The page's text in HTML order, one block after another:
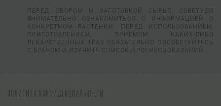
ПЕРЕД СБОРОМ И ЗАГОТОВКОЙ СЫРЬЯ, СОВЕТУЕМ
ВНИМАТЕЛЬНО ОЗНАКОМИТЬСЯ С ИНФОРМАЦИЕЙ О
КОНКРЕТНОМ РАСТЕНИИ. ПЕРЕД ИСПОЛЬЗОВАНИЕМ,
ПРИГОТОВЛЕНИЕМ, ПРИЕМОМ КАКИХ-ЛИБО
ЛЕКАРСТВЕННЫХ ТРАВ ОБЯЗАТЕЛЬНО ПОСОВЕТУЙТЕСЬ
С ВРАЧОМ И ИЗУЧИТЕ СПИСОК ПРОТИВОПОКАЗАНИЙ.
ПОЛИТИКА КОНФИДЕНЦИАЛЬНОСТИ